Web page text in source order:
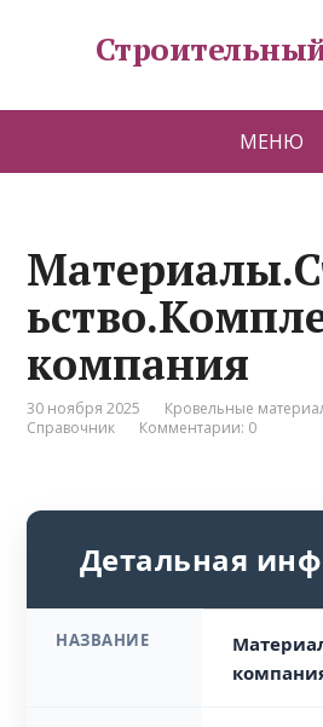
МЕНЮ
компания
30 ноября 2025 Кровельные
Справочник
Комментарии: 0
Детальная
НАЗВАНИЕ